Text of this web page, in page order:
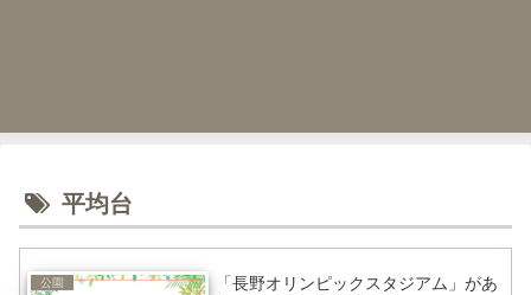
平均台
公園
「長野オリンピックスタジアム」があ